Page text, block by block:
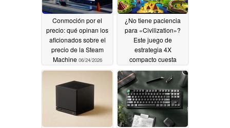
Conmoción por el
precio: qué opinan los
aficionados sobre el
precio de la Steam
Machine 06/24/2026
¿No tiene paciencia
para «Civilization»?
Este juego de
estrategia 4X
compacto cuesta
menos de 2 dólares en
Steam06/24/2026